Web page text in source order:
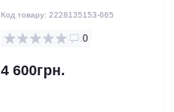
Код товару: 2228135153-665
0
4 600грн.